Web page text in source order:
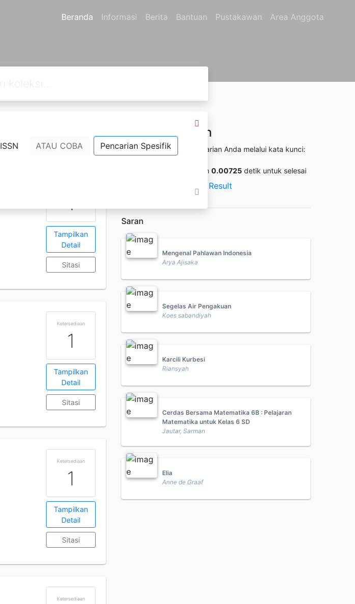
Beranda Informasi Berita Bantuan Pustakawan Area Anggota
ATAU COBA Pencarian Spesifik
1
Tampilkan
Detail
Sitasi
Ketersediaan
1
Tampilkan
Detail
Sitasi
Ketersediaan
1
Tampilkan
Detail
Sitasi
Ketersediaan
Hasil Pencarian
Ditemukan318 dari pencarian Anda melalui kata kunci:
Permintaan membutuhkan 0.00725 detik untuk selesai
JSON Result
Saran
Mengenal Pahlawan Indonesia
Arya Ajisaka
Segelas Air Pengakuan
Koes sabandiyah
Karcili Kurbesi
Riansyah
Cerdas Bersama Matematika 6B : Pelajaran
Matematika untuk Kelas 6 SD
Jautar, Sarman
Elia
Anne de Graaf